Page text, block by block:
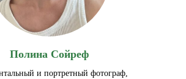
Полина Сойреф
и портретный фотограф,